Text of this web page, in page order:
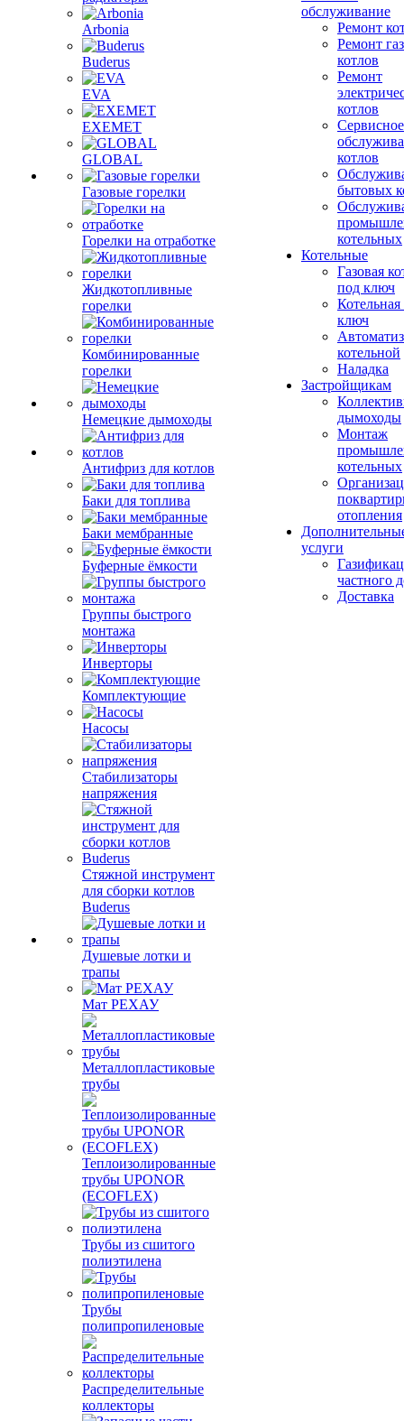
Arbonia
Buderus
EVA
EXEMET
GLOBAL
Газовые горелки
Горелки на отработке
Жидкотопливные
горелки
Комбинированные
горелки
Немецкие дымоходы
Антифриз для котлов
Баки для топлива
Баки мембранные
Буферные ёмкости
Группы быстрого
монтажа
Инверторы
Комплектующие
Насосы
Стабилизаторы
напряжения
Стяжной инструмент
для сборки котлов
Buderus
Душевые лотки и
трапы
Мат РЕХАУ
Металлопластиковые
трубы
Теплоизолированные
трубы UPONOR
(ECOFLEX)
Трубы из сшитого
полиэтилена
Трубы
полипропиленовые
Распределительные
коллекторы
обслуживание
Ремонт
Ремонт
котлов
Ремонт
котлов
Сервисное
котлов
бытовых
котельных
Котельные
Газовая
под ключ
ключ
котельной
Наладка
Застройщикам
дымоходы
Монтаж
котельных
отопления
услуги
частного
Доставка